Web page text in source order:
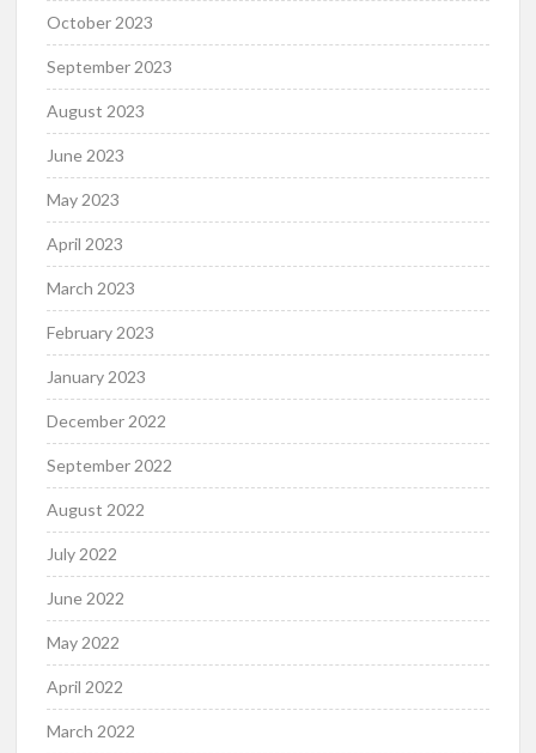
October 2023
September 2023
August 2023
June 2023
May 2023
April 2023
March 2023
February 2023
January 2023
December 2022
September 2022
August 2022
July 2022
June 2022
May 2022
April 2022
March 2022